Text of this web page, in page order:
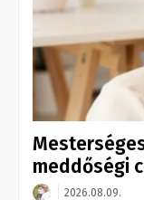
meddőségi
2026.08.09.